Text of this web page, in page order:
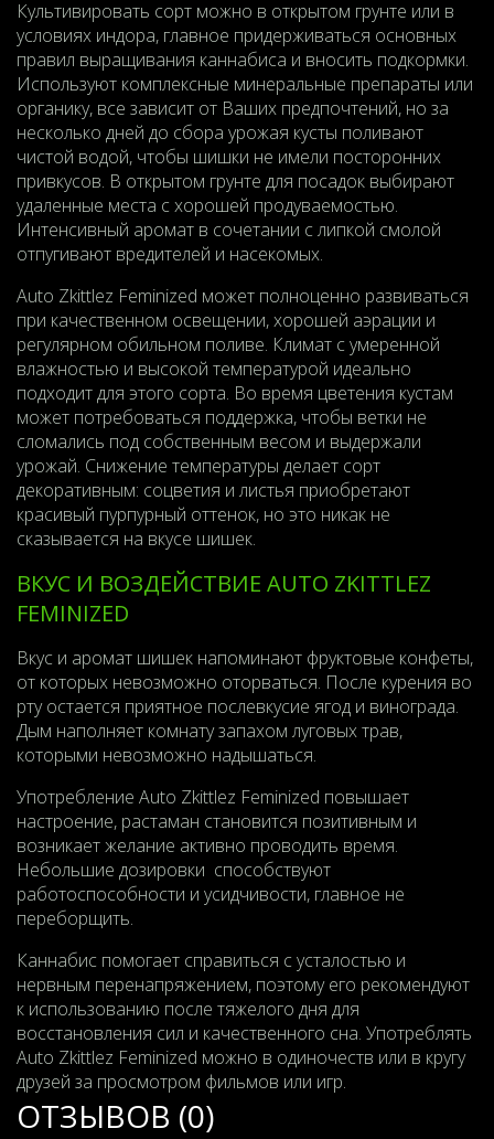
Культивировать сорт можно в открытом грунте или в
условиях индора, главное придерживаться основных
правил выращивания каннабиса и вносить подкормки.
Используют комплексные минеральные препараты или
органику, все зависит от Ваших предпочтений, но за
несколько дней до сбора урожая кусты поливают
чистой водой, чтобы шишки не имели посторонних
привкусов. В открытом грунте для посадок выбирают
удаленные места с хорошей продуваемостью.
Интенсивный аромат в сочетании с липкой смолой
отпугивают вредителей и насекомых.
Auto Zkittlez Feminized может полноценно развиваться
при качественном освещении, хорошей аэрации и
регулярном обильном поливе. Климат с умеренной
влажностью и высокой температурой идеально
подходит для этого сорта. Во время цветения кустам
может потребоваться поддержка, чтобы ветки не
сломались под собственным весом и выдержали
урожай. Снижение температуры делает сорт
декоративным: соцветия и листья приобретают
красивый пурпурный оттенок, но это никак не
сказывается на вкусе шишек.
ВКУС И ВОЗДЕЙСТВИЕ AUTO ZKITTLEZ
FEMINIZED
Вкус и аромат шишек напоминают фруктовые конфеты,
от которых невозможно оторваться. После курения во
рту остается приятное послевкусие ягод и винограда.
Дым наполняет комнату запахом луговых трав,
которыми невозможно надышаться.
Употребление Auto Zkittlez Feminized повышает
настроение, растаман становится позитивным и
возникает желание активно проводить время.
Небольшие дозировки способствуют
работоспособности и усидчивости, главное не
переборщить.
Каннабис помогает справиться с усталостью и
нервным перенапряжением, поэтому его рекомендуют
к использованию после тяжелого дня для
восстановления сил и качественного сна. Употреблять
Auto Zkittlez Feminized можно в одиночеств или в кругу
друзей за просмотром фильмов или игр.
ОТЗЫВОВ (0)